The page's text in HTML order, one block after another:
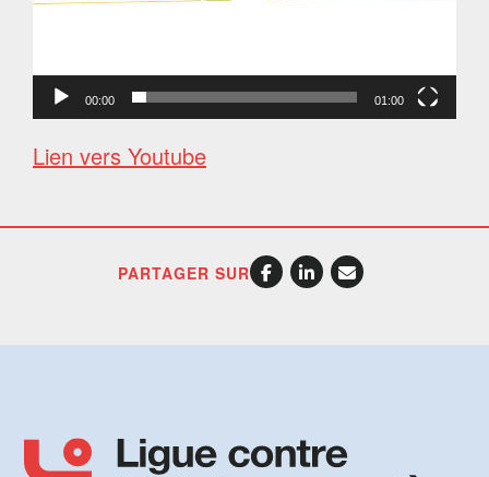
00:00 01:00
Lien vers Youtube
PARTAGER SUR